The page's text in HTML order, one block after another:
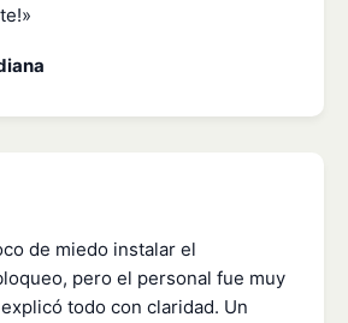
de miedo instalar el
pero el personal fue muy
todo con claridad. Un